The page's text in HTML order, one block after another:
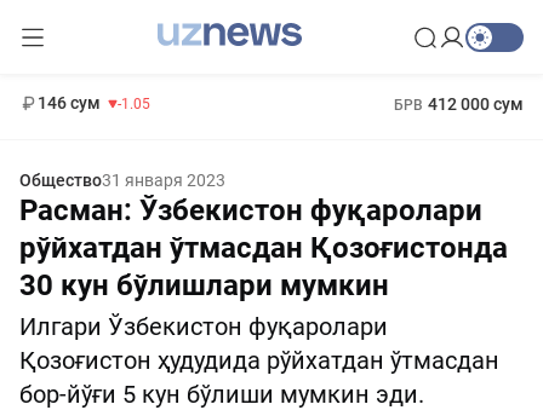
146 сум -1.05 БРВ 412 000 сум
Общество31 января 2023
Расман: Ўзбекистон фуқаролари
рўйхатдан ўтмасдан Қозоғистонда
30 кун бўлишлари мумкин
Илгари Ўзбекистон фуқаролари
Қозоғистон ҳудудида рўйхатдан ўтмасдан
бор-йўғи 5 кун бўлиши мумкин эди.